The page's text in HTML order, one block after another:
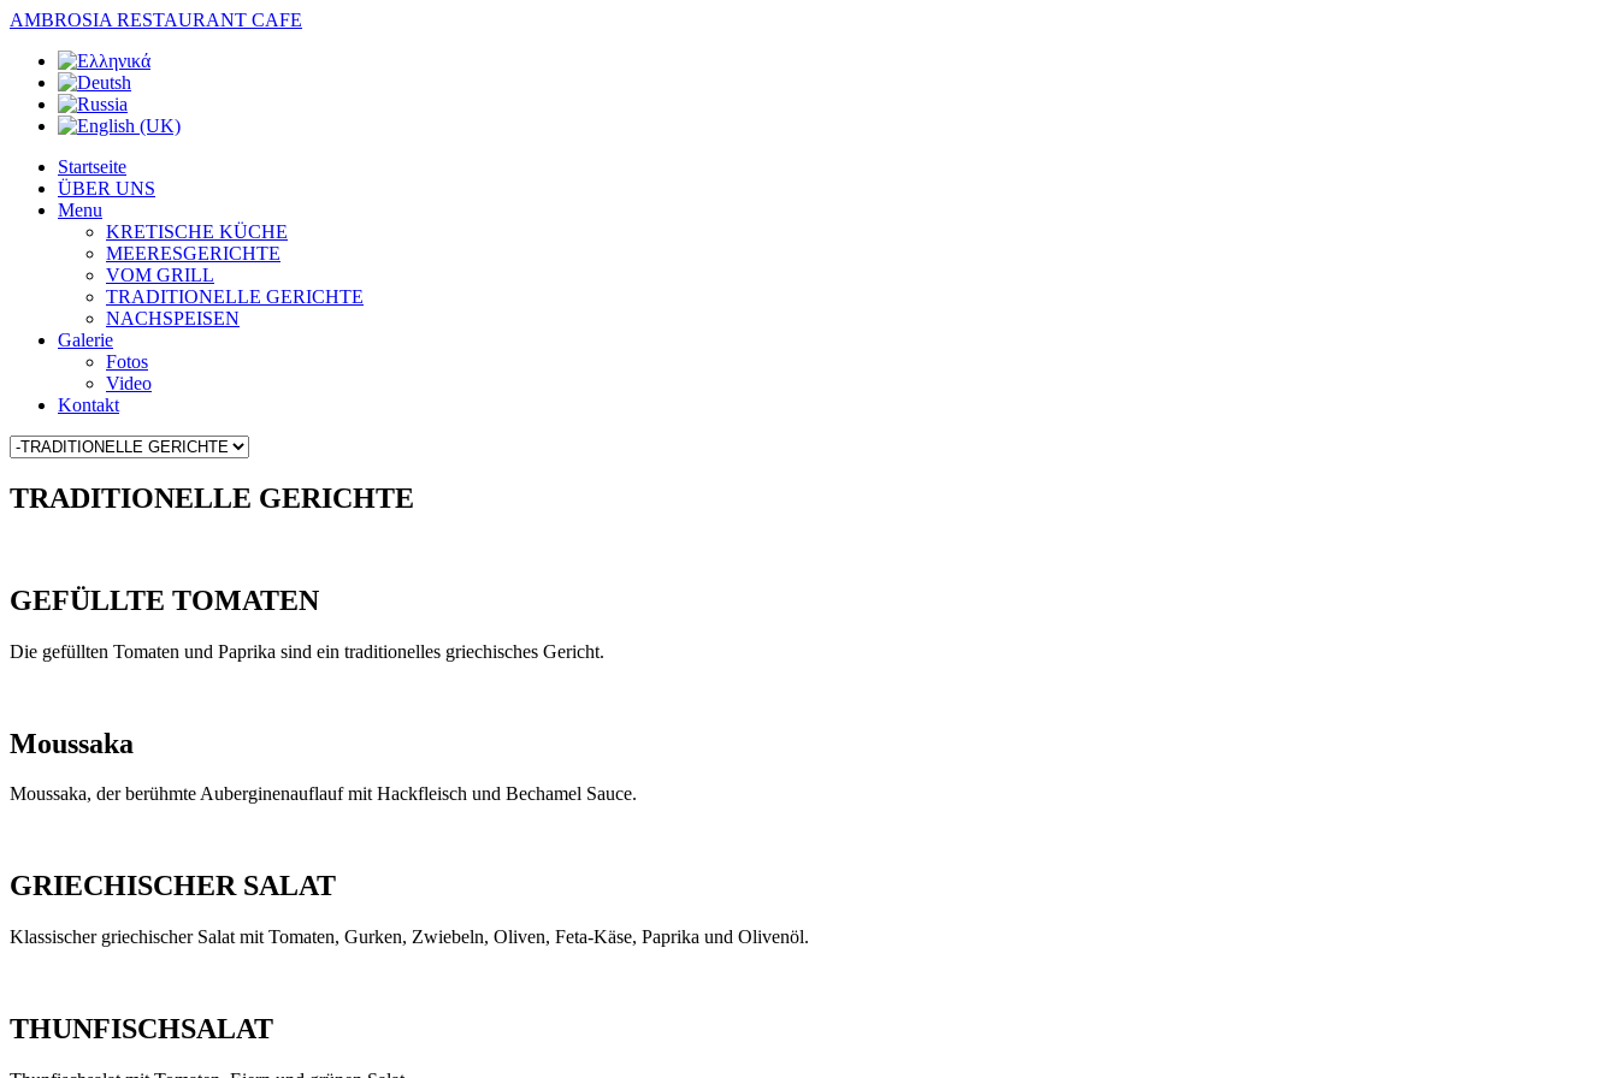
AMBROSIA RESTAURANT CAFE
Startseite
ÜBER UNS
Menu
KRETISCHE KÜCHE
MEERESGERICHTE
VOM GRILL
TRADITIONELLE GERICHTE
ΝΑCHSPEISEN
Galerie
Fotos
Video
Kontakt
TRADITIONELLE GERICHTE
GEFÜLLTE TOMATEN
Die gefüllten Tomaten und Paprika sind ein traditionelles griechisches Gericht.
Moussaka
Moussaka, der berühmte Auberginenauflauf mit Hackfleisch und Bechamel Sauce.
GRIECHISCHER SALAT
Klassischer griechischer Salat mit Tomaten, Gurken, Zwiebeln, Oliven, Feta-Käse, Paprika und Olivenöl.
THUNFISCHSALAT